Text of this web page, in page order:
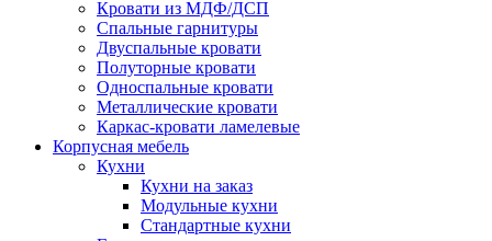
Кровати из МДФ/ДСП
Спальные гарнитуры
Двуспальные кровати
Полуторные кровати
Односпальные кровати
Металлические кровати
Каркас-кровати ламелевые
Корпусная мебель
Кухни
Кухни на заказ
Модульные кухни
Стандартные кухни